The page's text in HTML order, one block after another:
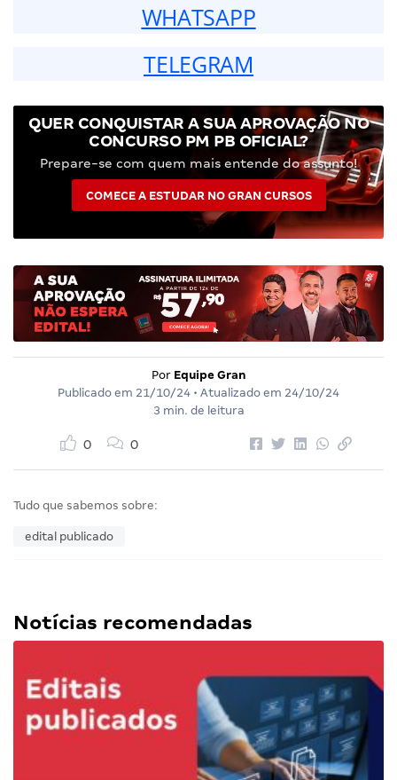
WHATSAPP
TELEGRAM
QUER CONQUISTAR A SUA APROVAÇÃO NO
CONCURSO PM PB OFICIAL?
Prepare-se com quem mais entende do assunto!
COMECE A ESTUDAR NO GRAN CURSOS
Por Equipe Gran
Publicado em 21/10/24 • Atualizado em 24/10/24
3 min. de leitura
0 0
Tudo que sabemos sobre:
edital publicado
Notícias recomendadas